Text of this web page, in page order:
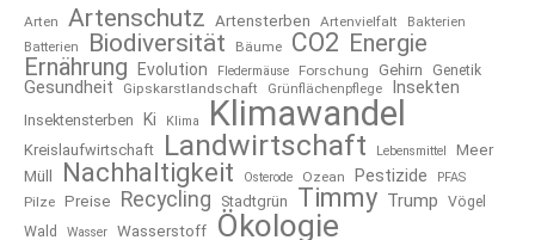
Arten Artenschutz Artensterben Artenvielfalt
Bakterien
Batterien
Biodiversität Bäume CO2 Energie
Ernährung
Evolution Fledermäuse Forschung Gehirn Genetik
Gesundheit Gipskarstlandschaft Grünflächenpflege Insekten
Insektensterben Ki Klima Klimawandel
Kreislaufwirtschaft Landwirtschaft Lebensmittel
Meer
Müll
Nachhaltigkeit Osterode Ozean Pestizide PFAS
Pilze Preise Recycling Stadtgrün Timmy Trump
Vögel
Wald
Wasser Wasserstoff Ökologie